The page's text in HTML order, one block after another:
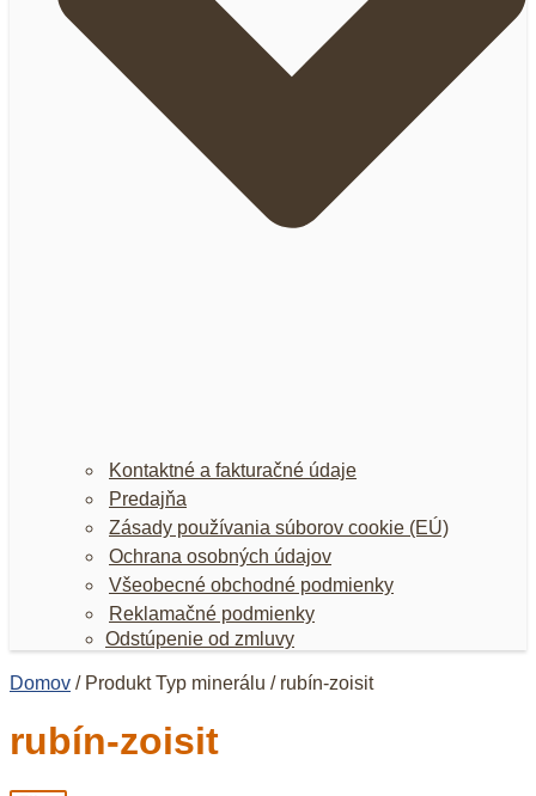
Kontaktné a fakturačné údaje
Predajňa
Zásady používania súborov cookie (EÚ)
Ochrana osobných údajov
Všeobecné obchodné podmienky
Reklamačné podmienky
Odstúpenie od zmluvy
Domov / Produkt Typ minerálu / rubín-zoisit
rubín-zoisit